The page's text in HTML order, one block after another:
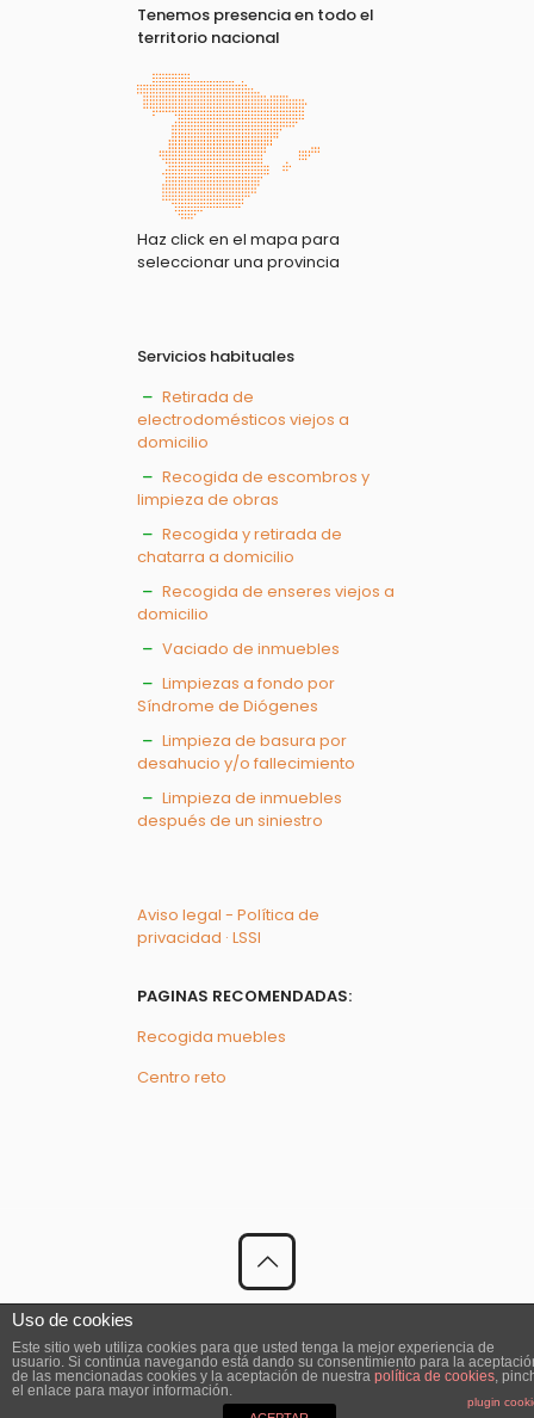
Tenemos presencia en todo el
territorio nacional
Haz click en el mapa para
seleccionar una provincia
Servicios habituales
Retirada de
electrodomésticos viejos a
domicilio
Recogida de escombros y
limpieza de obras
Recogida y retirada de
chatarra a domicilio
Recogida de enseres viejos a
domicilio
Vaciado de inmuebles
Limpiezas a fondo por
Síndrome de Diógenes
Limpieza de basura por
desahucio y/o fallecimiento
Limpieza de inmuebles
después de un siniestro
Aviso legal - Política de
privacidad · LSSI
PAGINAS RECOMENDADAS:
Recogida muebles
Centro reto
© 2023 El Recogedor | Todos los Derechos Reservados
Uso de cookies
Este sitio web utiliza cookies para que usted tenga la mejor experiencia de
usuario. Si continúa navegando está dando su consentimiento para la
de las mencionadas cookies y la aceptación de nuestra política de cookies,
el enlace para mayor información.
plugin